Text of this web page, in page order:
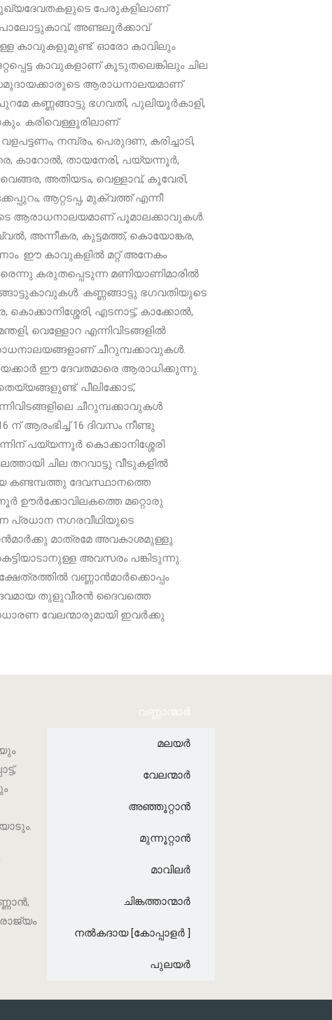
മുഖ്യദേവതകളുടെ പേരുകളിലാണ്
അണ്ടലൂർക്കാവ്
കാവുകളുമുണ്ട്. ഓരോ കാവിലും
കാവുകളാണ് കൂടുതലെങ്കിലും ചില
ആരാധനാലയമാണ്
കണ്ണങ്ങാട്ടു ഭഗവതി, പുലിയൂർകാളി,
കരിവെള്ളൂരിലാണ്
നമ്പ്രം, പെരുദണ‚ കരിച്ചാടി,
കാറോൽ, തായനേരി, പയ്യന്നൂർ,
അതിയടം, വെള്ളാവ്, കൂവേരി,
ആറ്റടപ്പ, മുക്വത്ത് എന്നീ
ആരാധനാലയമാണ് പൂമാലക്കാവുകൾ.
അന്നീകര, കുട്ടമത്ത്, കൊയോങ്കര,
ഈ കാവുകളിൽ മറ്റ് അനേകം
കരുതപ്പെടുന്ന മണിയാണിമാരിൽ
കണ്ണങ്ങാട്ടു ഭഗവതിയുടെ
എടനാട്ട്, കാക്കോൽ,
വെള്ളോറ എന്നിവിടങ്ങളിൽ
ചീറുമ്പക്കാവുകൾ.
ഈ ദേവതമാരെ ആരാധിക്കുന്നു.
പീലിക്കോട്,
ചീറുമ്പക്കാവുകൾ
ആരംഭിച്ച് 16 ദിവസം നീണ്ടു
പയ്യന്നൂർ കൊക്കാനിശ്ശേരി
ചില തറവാട്ടു വീടുകളിൽ
കണ്ടമ്പത്തു ദേവസ്ഥാനത്തെ
ഊർക്കോവിലകത്തെ മറ്റൊരു
പ്രധാന നഗരവീഥിയുടെ
മാത്രമേ അവകാശമുള്ളു.
അവസരം പങ്കിടുന്നു.
വണ്ണാൻമാർക്കൊപ്പം
തുളുവീരൻ ദൈവത്തെ
വേലന്മാരുമായി ഇവർക്കു
വണ്ണാന്മാർ
മലയർ
വേലന്മാർ
അഞ്ഞൂറ്റാൻ
മുന്നൂറ്റാൻ
മാവിലർ
ചിങ്കത്താന്മാർ
നൽകദായ [കോപ്പാളർ ]
പുലയർ